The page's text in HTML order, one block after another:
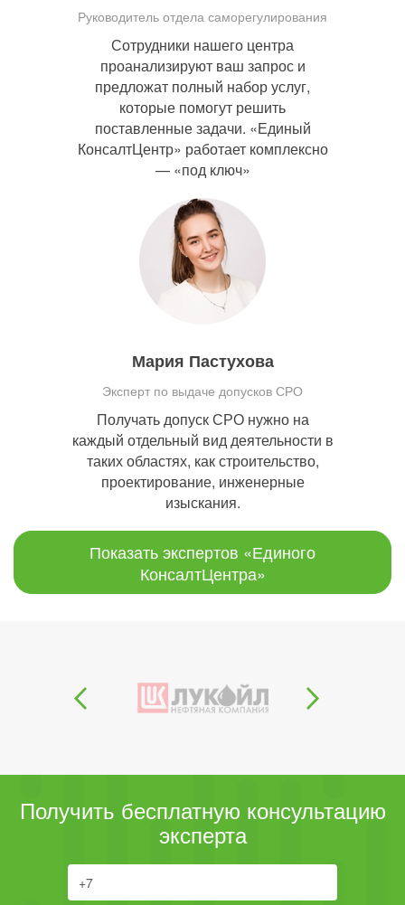
Руководитель отдела саморегулирования
Сотрудники нашего центра
проанализируют ваш запрос и
предложат полный набор услуг,
которые помогут решить
поставленные задачи. «Единый
КонсалтЦентр» работает комплексно
— «под ключ»
Мария Пастухова
Эксперт по выдаче допусков СРО
Получать допуск СРО нужно на
каждый отдельный вид деятельности в
таких областях, как строительство,
проектирование, инженерные
изыскания.
Показать экспертов «Единого
КонсалтЦентра»
Получить бесплатную консультацию
эксперта